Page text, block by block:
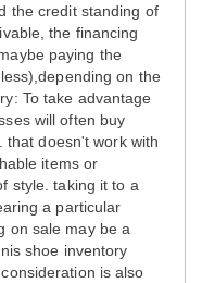
the credit standing of
the financing
paying the
on the
To take advantage
will often buy
that doesn't work with
items or
style. taking it to a
a particular
on sale may be a
shoe inventory
is also